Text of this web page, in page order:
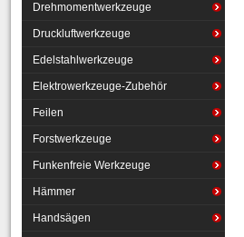
Drehmomentwerkzeuge
Druckluftwerkzeuge
Edelstahlwerkzeuge
Elektrowerkzeuge-Zubehör
Feilen
Forstwerkzeuge
Funkenfreie Werkzeuge
Hämmer
Handsägen